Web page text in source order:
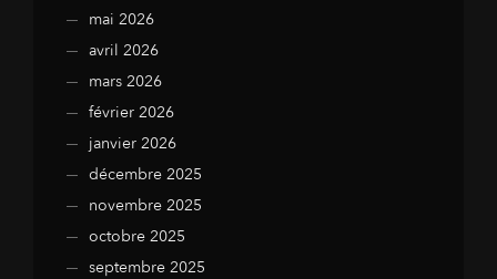
mai 2026
avril 2026
mars 2026
février 2026
janvier 2026
décembre 2025
novembre 2025
octobre 2025
septembre 2025